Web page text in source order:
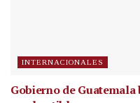
INTERNACIONALES
Gobierno de